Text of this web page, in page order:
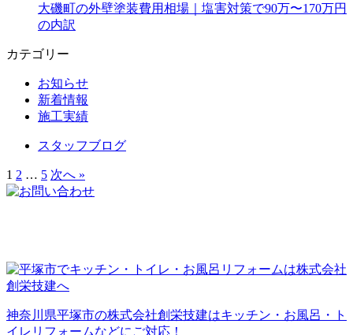
大磯町の外壁塗装費用相場｜塩害対策で90万〜170万円
の内訳
カテゴリー
お知らせ
新着情報
施工実績
スタッフブログ
1 2 … 5 次へ »
神奈川県平塚市の株式会社創栄技建はキッチン・お風呂・ト
イレリフォームなどにご対応！